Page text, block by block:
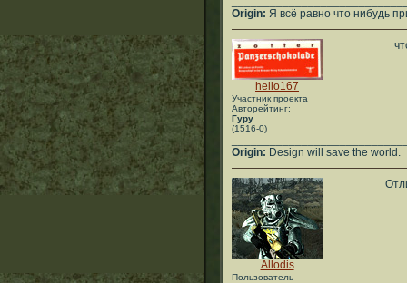
Origin: Я всё равно что нибудь
hello167
Участник проекта
Авторейтинг:
Гуру
(1516-0)
Origin: Design will save the world.
Allodis
Пользователь